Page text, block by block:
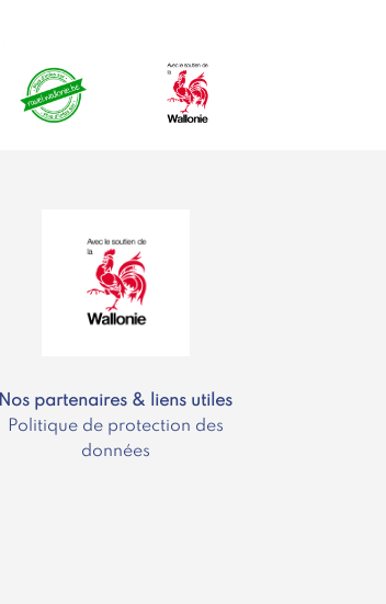
Nos partenaires & liens utiles
Politique de protection des
données